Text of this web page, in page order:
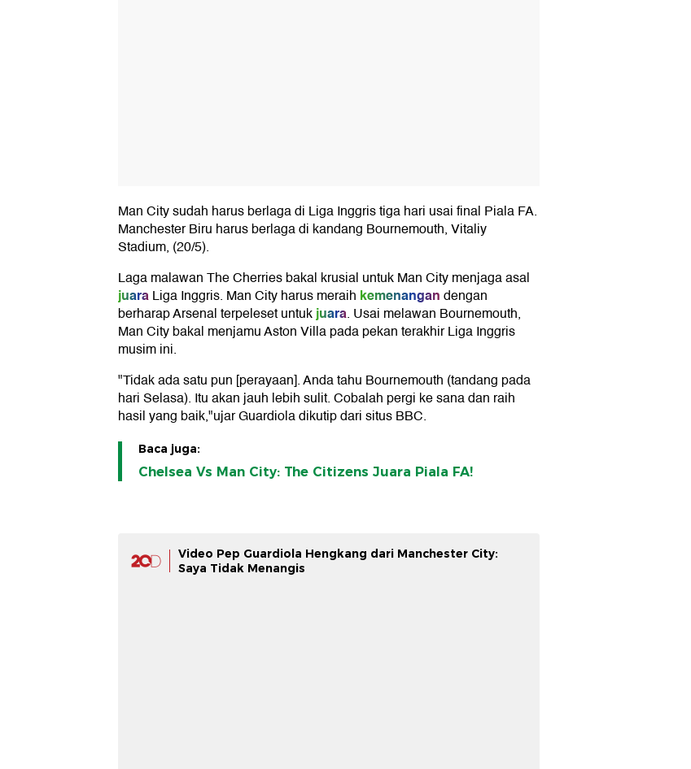
Man City sudah harus berlaga di Liga Inggris tiga hari usai final Piala FA.
Manchester Biru harus berlaga di kandang Bournemouth, Vitaliy
Stadium, (20/5).
Laga malawan The Cherries bakal krusial untuk Man City menjaga asal
juaraLiga Inggris. Man City harus meraih kemenangandengan
berharap Arsenal terpeleset untukjuara. Usai melawan Bournemouth,
Man City bakal menjamu Aston Villa pada pekan terakhir Liga Inggris
musim ini.
"Tidak ada satu pun [perayaan]. Anda tahu Bournemouth (tandang pada
hari Selasa). Itu akan jauh lebih sulit. Cobalah pergi ke sana dan raih
hasil yang baik,"ujar Guardiola dikutip dari situs BBC.
Baca juga:
Chelsea Vs Man City: The Citizens Juara Piala FA!
Video Pep Guardiola Hengkang dari Manchester City:
Saya Tidak Menangis